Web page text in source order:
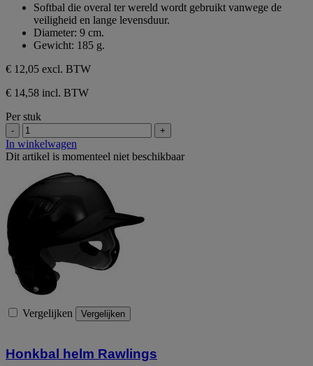
sterren.
Softbal die overal ter wereld wordt gebruikt vanwege de
veiligheid en lange levensduur.
Diameter: 9 cm.
Gewicht: 185 g.
€ 12,05 excl. BTW
€ 14,58 incl. BTW
Per stuk
- +
In winkelwagen
Dit artikel is momenteel niet beschikbaar
Vergelijken Vergelijken
Honkbal helm Rawlings